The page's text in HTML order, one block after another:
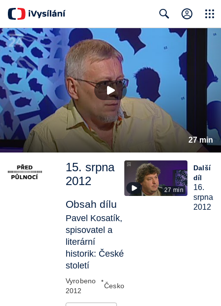
Search Close
27 min
15. srpna
2012
Obsah dílu
Pavel Kosatík,
spisovatel a
literární
historik: České
století
Vyrobeno
2012
•
Česko
27 min
Další
díl
16.
srpna
2012